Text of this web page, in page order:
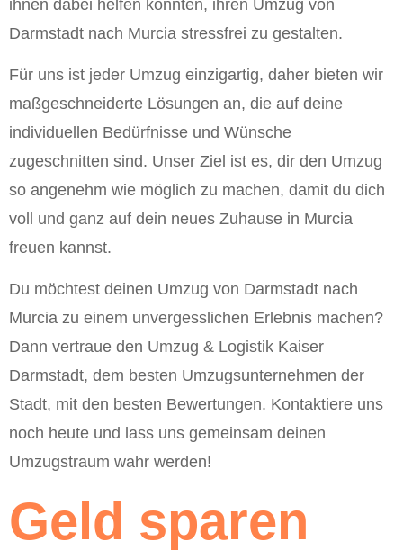
ihnen dabei helfen konnten, ihren Umzug von
Darmstadt nach Murcia stressfrei zu gestalten.
Für uns ist jeder Umzug einzigartig, daher bieten wir
maßgeschneiderte Lösungen an, die auf deine
individuellen Bedürfnisse und Wünsche
zugeschnitten sind. Unser Ziel ist es, dir den Umzug
so angenehm wie möglich zu machen, damit du dich
voll und ganz auf dein neues Zuhause in Murcia
freuen kannst.
Du möchtest deinen Umzug von Darmstadt nach
Murcia zu einem unvergesslichen Erlebnis machen?
Dann vertraue den Umzug & Logistik Kaiser
Darmstadt, dem besten Umzugsunternehmen der
Stadt, mit den besten Bewertungen. Kontaktiere uns
noch heute und lass uns gemeinsam deinen
Umzugstraum wahr werden!
Geld sparen